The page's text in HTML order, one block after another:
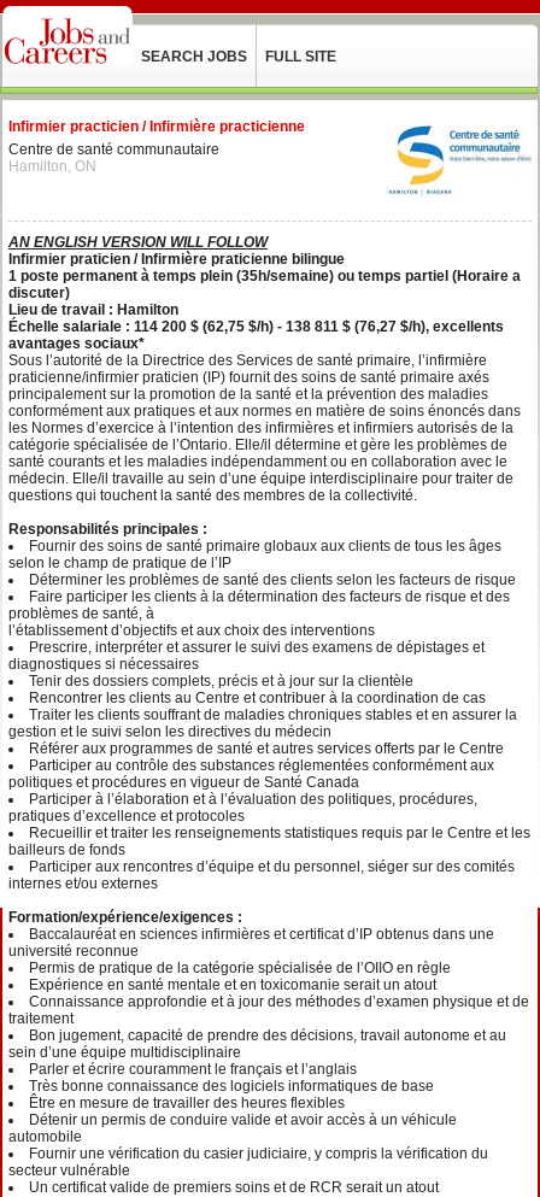
SEARCH JOBS FULL SITE
Infirmier practicien / Infirmière practicienne
Centre de santé communautaire
Hamilton, ON
AN ENGLISH VERSION WILL FOLLOW
Infirmier praticien / Infirmière praticienne bilingue
1 poste permanent à temps plein (35h/semaine) ou temps partiel (Horaire a
discuter)
Lieu de travail : Hamilton
Échelle salariale : 114 200 $ (62,75 $/h) ‐ 138 811 $ (76,27 $/h), excellents
avantages sociaux*
Sous l’autorité de la Directrice des Services de santé primaire, l’infirmière
praticienne/infirmier praticien (IP) fournit des soins de santé primaire axés
principalement sur la promotion de la santé et la prévention des maladies
conformément aux pratiques et aux normes en matière de soins énoncés dans
les Normes d’exercice à l’intention des infirmières et infirmiers autorisés de la
catégorie spécialisée de l’Ontario. Elle/il détermine et gère les problèmes de
santé courants et les maladies indépendamment ou en collaboration avec le
médecin. Elle/il travaille au sein d’une équipe interdisciplinaire pour traiter de
questions qui touchent la santé des membres de la collectivité.
Responsabilités principales :
Fournir des soins de santé primaire globaux aux clients de tous les âges
selon le champ de pratique de l’IP
Déterminer les problèmes de santé des clients selon les facteurs de risque
Faire participer les clients à la détermination des facteurs de risque et des
problèmes de santé, à
l’établissement d’objectifs et aux choix des interventions
Prescrire, interpréter et assurer le suivi des examens de dépistages et
diagnostiques si nécessaires
Tenir des dossiers complets, précis et à jour sur la clientèle
Rencontrer les clients au Centre et contribuer à la coordination de cas
Traiter les clients souffrant de maladies chroniques stables et en assurer la
gestion et le suivi selon les directives du médecin
Référer aux programmes de santé et autres services offerts par le Centre
Participer au contrôle des substances réglementées conformément aux
politiques et procédures en vigueur de Santé Canada
Participer à l’élaboration et à l’évaluation des politiques, procédures,
pratiques d’excellence et protocoles
Recueillir et traiter les renseignements statistiques requis par le Centre et les
bailleurs de fonds
Participer aux rencontres d’équipe et du personnel, siéger sur des comités
internes et/ou externes
Formation/expérience/exigences :
Baccalauréat en sciences infirmières et certificat d’IP obtenus dans une
université reconnue
Permis de pratique de la catégorie spécialisée de l’OIIO en règle
Expérience en santé mentale et en toxicomanie serait un atout
Connaissance approfondie et à jour des méthodes d’examen physique et de
traitement
Bon jugement, capacité de prendre des décisions, travail autonome et au
sein d’une équipe multidisciplinaire
Parler et écrire couramment le français et l’anglais
Très bonne connaissance des logiciels informatiques de base
Être en mesure de travailler des heures flexibles
Détenir un permis de conduire valide et avoir accès à un véhicule
automobile
Fournir une vérification du casier judiciaire, y compris la vérification du
secteur vulnérable
Un certificat valide de premiers soins et de RCR serait un atout